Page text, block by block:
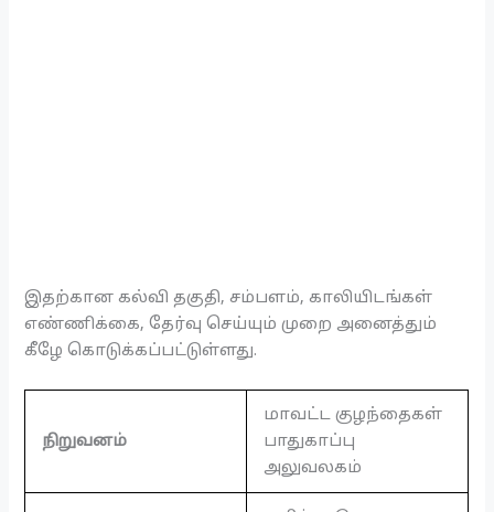
இதற்கான கல்வி தகுதி, சம்பளம், காலியிடங்கள்
எண்ணிக்கை, தேர்வு செய்யும் முறை அனைத்தும்
கீழே கொடுக்கப்பட்டுள்ளது.
நிறுவனம்
மாவட்ட குழந்தைகள்
பாதுகாப்பு
அலுவலகம்